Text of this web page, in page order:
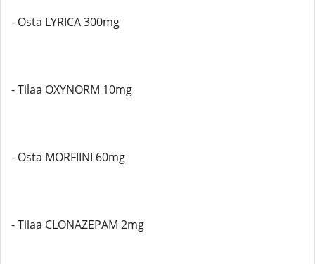
- Osta LYRICA 300mg
- Tilaa OXYNORM 10mg
- Osta MORFIINI 60mg
- Tilaa CLONAZEPAM 2mg